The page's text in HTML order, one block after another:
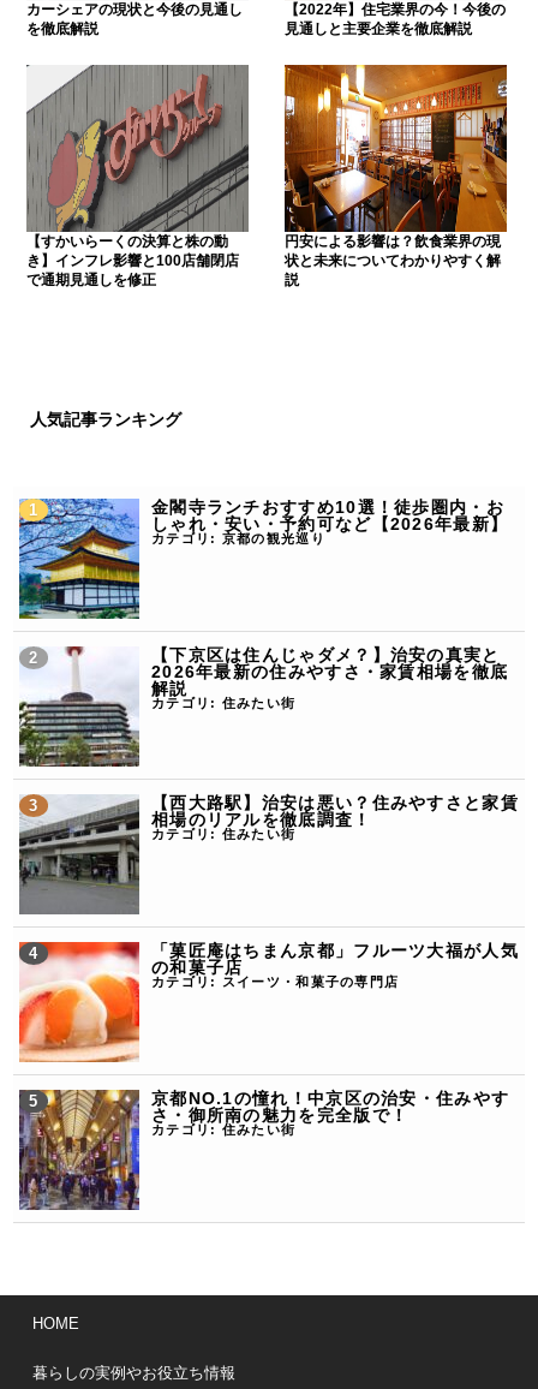
カーシェアの現状と今後の見通し
を徹底解説
【2022年】住宅業界の今！今後の
見通しと主要企業を徹底解説
【すかいらーくの決算と株の動
き】インフレ影響と100店舗閉店
で通期見通しを修正
円安による影響は？飲食業界の現
状と未来についてわかりやすく解
説
人気記事ランキング
金閣寺ランチおすすめ10選！徒歩圏内・お
しゃれ・安い・予約可など【2026年最新】
カテゴリ: 京都の観光巡り
【下京区は住んじゃダメ？】治安の真実と
2026年最新の住みやすさ・家賃相場を徹底
解説
カテゴリ: 住みたい街
【西大路駅】治安は悪い？住みやすさと家賃
相場のリアルを徹底調査！
カテゴリ: 住みたい街
「菓匠庵はちまん京都」フルーツ大福が人気
の和菓子店
カテゴリ: スイーツ・和菓子の専門店
京都NO.1の憧れ！中京区の治安・住みやす
さ・御所南の魅力を完全版で！
カテゴリ: 住みたい街
HOME
暮らしの実例やお役立ち情報